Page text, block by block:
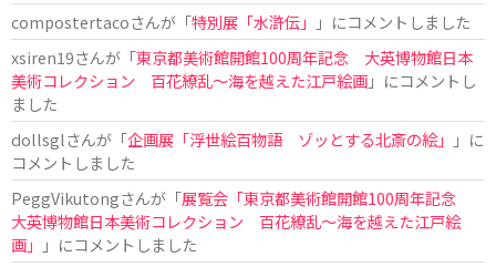
compostertacoさんが「特別展「水滸伝」
」にコメントしました
xsiren19さんが「東京都美術館開館100周年記念 大英博物館日本
美術コレクション 百花繚乱～海を越えた江戸絵画」にコメントし
ました
dollsglさんが「企画展「浮世絵百物語 ゾッとする北斎の絵」
」に
コメントしました
PeggVikutongさんが「展覧会「東京都美術館開館100周年記念
大英博物館日本美術コレクション 百花繚乱〜海を越えた江戸絵
画」
」にコメントしました